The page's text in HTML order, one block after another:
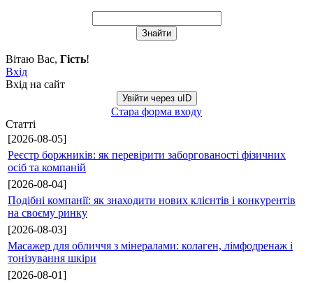
Вітаю Вас, Гість!
Вхід
Вхід на сайт
Увійти через uID
Стара форма входу
Статті
[2026-08-05]
Реєстр боржників: як перевірити заборгованості фізичних
осіб та компаній
[2026-08-04]
Подібні компанії: як знаходити нових клієнтів і конкурентів
на своєму ринку
[2026-08-03]
Масажер для обличчя з мінералами: колаген, лімфодренаж і
тонізування шкіри
[2026-08-01]